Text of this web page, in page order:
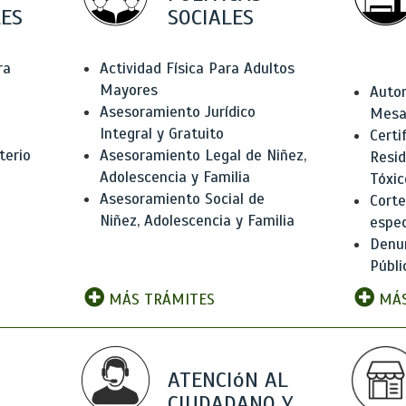
SOCIALES
Actividad Física Para Adultos
Mayores
Asesoramiento Jurídico
Integral y Gratuito
Asesoramiento Legal de Niñez,
Adolescencia y Familia
Asesoramiento Social de
Niñez, Adolescencia y Familia
MÁS TRÁMITES
ATENCIóN AL